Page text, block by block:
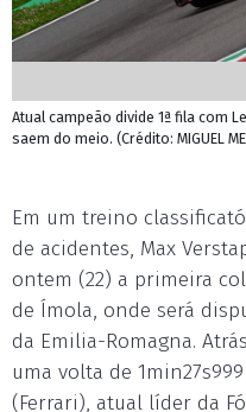
Atual campeão divide 1ª fila com
saem do meio. (Crédito: MIGUEL
Em um treino
de acidentes, Max
ontem (22) a primeira
de Ímola, onde será
da Emilia-Romagna.
uma volta de
(Ferrari), atual líder da